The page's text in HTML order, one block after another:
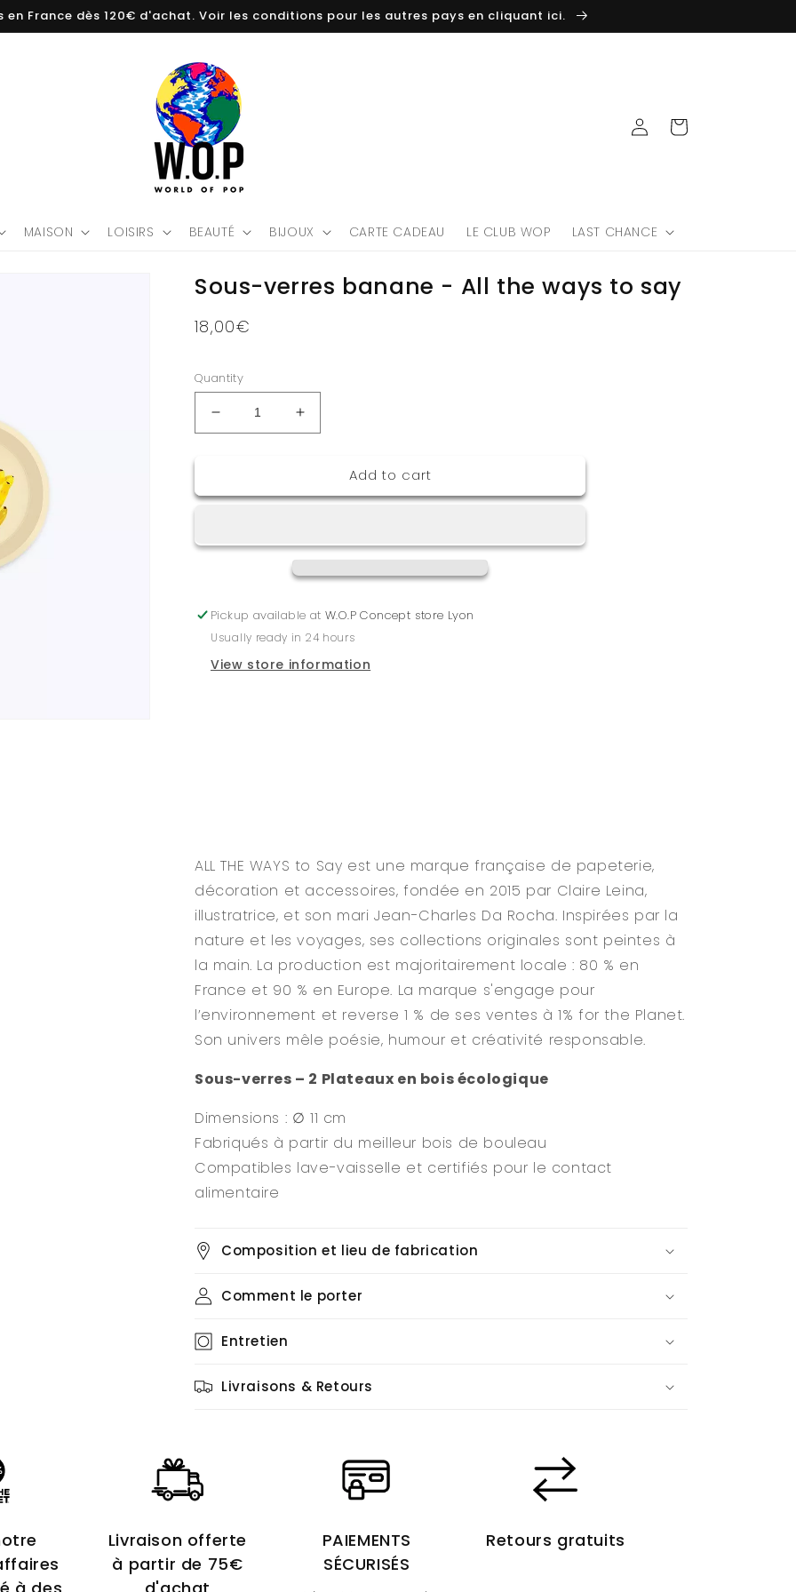
France dès 120€ d'achat. Voir les conditions pour les autres pays en cliquant ici.
MAISON LOISIRS BEAUTÉ BIJOUX CARTE CADEAU LE CLUB WOP LAST CHANCE
Log
in
Cart
Sous-verres banane - All the ways to say
Regular
18,00€
Quantity
Decrease
quantity
verres
All
say
Increase
quantity
verres
All
say
Add to cart
Pickup available atW.O.P Concept store Lyon
Usually ready in 24 hours
View store information
ALL THE WAYS to Say est une marque française de papeterie,
décoration et accessoires, fondée en 2015 par Claire Leina,
illustratrice, et son mari Jean-Charles Da Rocha. Inspirées par la
nature et les voyages, ses collections originales sont peintes à
la main. La production est majoritairement locale : 80 % en
France et 90 % en Europe. La marque s'engage pour
l’environnement et reverse 1 % de ses ventes à 1% for the Planet.
Son univers mêle poésie, humour et créativité responsable.
Sous-verres – 2 Plateaux en bois écologique
Dimensions : ∅ 11 cm
Fabriqués à partir du meilleur bois de bouleau
Compatibles lave-vaisselle et certifiés pour le contact
alimentaire
Composition et lieu de fabrication
Comment le porter
Entretien
Livraisons & Retours
Livraison offerte
à partir de 75€
PAIEMENTS
SÉCURISÉS
Retours gratuits